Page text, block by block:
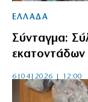
ΕΛΛΑΔΑ
Σύνταγμα:
εκατοντάδων
6|04|2026 | 12:00